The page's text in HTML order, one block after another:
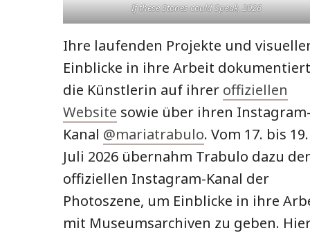
If these Stones could Speak, 2026
Ihre laufenden Projekte und
Einblicke in ihre Arbeit dokumentiert
die Künstlerin auf ihrer offiziellen
Website sowie über ihren
Kanal @mariatrabulo. Vom 17. bis 19.
Juli 2026 übernahm Trabulo dazu
offiziellen Instagram-Kanal der
Photoszene, um Einblicke in ihre
mit Museumsarchiven zu geben.